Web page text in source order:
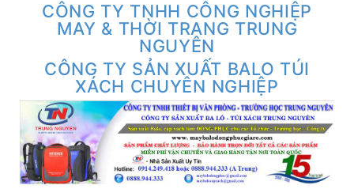
CÔNG TY TNHH CÔNG NGHIỆP
MAY & THỜI TRANG TRUNG
NGUYÊN
CÔNG TY SẢN XUẤT BALO TÚI
XÁCH CHUYÊN NGHIỆP